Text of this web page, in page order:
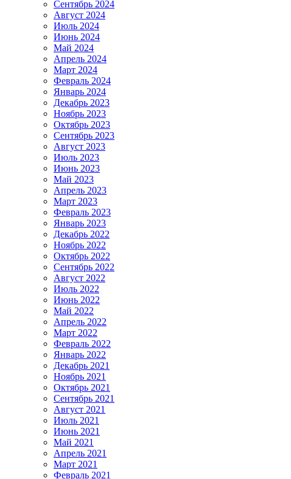
Сентябрь 2024
Август 2024
Июль 2024
Июнь 2024
Май 2024
Апрель 2024
Март 2024
Февраль 2024
Январь 2024
Декабрь 2023
Ноябрь 2023
Октябрь 2023
Сентябрь 2023
Август 2023
Июль 2023
Июнь 2023
Май 2023
Апрель 2023
Март 2023
Февраль 2023
Январь 2023
Декабрь 2022
Ноябрь 2022
Октябрь 2022
Сентябрь 2022
Август 2022
Июль 2022
Июнь 2022
Май 2022
Апрель 2022
Март 2022
Февраль 2022
Январь 2022
Декабрь 2021
Ноябрь 2021
Октябрь 2021
Сентябрь 2021
Август 2021
Июль 2021
Июнь 2021
Май 2021
Апрель 2021
Март 2021
Февраль 2021